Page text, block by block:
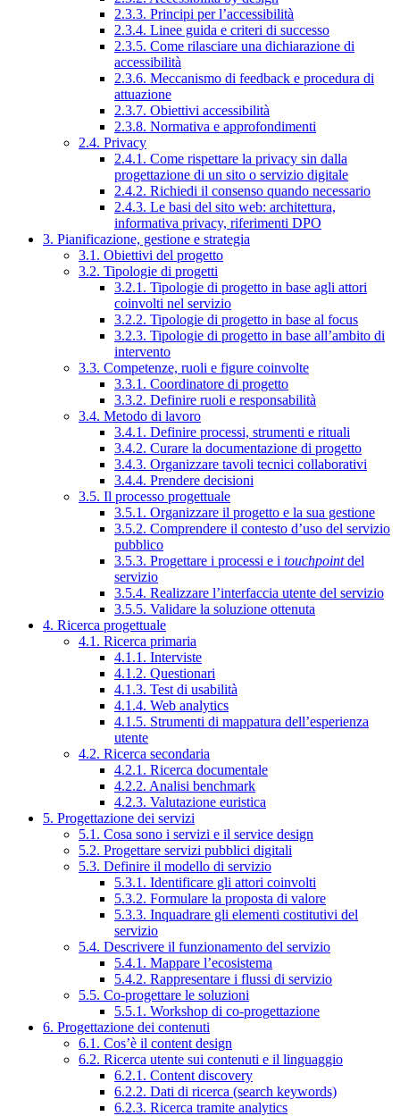
2.3.3. Principi per l’accessibilità
2.3.4. Linee guida e criteri di successo
2.3.5. Come rilasciare una dichiarazione di
accessibilità
2.3.6. Meccanismo di feedback e procedura di
attuazione
2.3.7. Obiettivi accessibilità
2.3.8. Normativa e approfondimenti
2.4. Privacy
2.4.1. Come rispettare la privacy sin dalla
progettazione di un sito o servizio digitale
2.4.2. Richiedi il consenso quando necessario
2.4.3. Le basi del sito web: architettura,
informativa privacy, riferimenti DPO
3. Pianificazione, gestione e strategia
3.1. Obiettivi del progetto
3.2. Tipologie di progetti
3.2.1. Tipologie di progetto in base agli attori
coinvolti nel servizio
3.2.2. Tipologie di progetto in base al focus
3.2.3. Tipologie di progetto in base all’ambito di
intervento
3.3. Competenze, ruoli e figure coinvolte
3.3.1. Coordinatore di progetto
3.3.2. Definire ruoli e responsabilità
3.4. Metodo di lavoro
3.4.1. Definire processi, strumenti e rituali
3.4.2. Curare la documentazione di progetto
3.4.3. Organizzare tavoli tecnici collaborativi
3.4.4. Prendere decisioni
3.5. Il processo progettuale
3.5.1. Organizzare il progetto e la sua gestione
3.5.2. Comprendere il contesto d’uso del servizio
pubblico
3.5.3. Progettare i processi e i touchpointdel
servizio
3.5.4. Realizzare l’interfaccia utente del servizio
3.5.5. Validare la soluzione ottenuta
4. Ricerca progettuale
4.1. Ricerca primaria
4.1.1. Interviste
4.1.2. Questionari
4.1.3. Test di usabilità
4.1.4. Web analytics
4.1.5. Strumenti di mappatura dell’esperienza
utente
4.2. Ricerca secondaria
4.2.1. Ricerca documentale
4.2.2. Analisi benchmark
4.2.3. Valutazione euristica
5. Progettazione dei servizi
5.1. Cosa sono i servizi e il service design
5.2. Progettare servizi pubblici digitali
5.3. Definire il modello di servizio
5.3.1. Identificare gli attori coinvolti
5.3.2. Formulare la proposta di valore
5.3.3. Inquadrare gli elementi costitutivi del
servizio
5.4. Descrivere il funzionamento del servizio
5.4.1. Mappare l’ecosistema
5.4.2. Rappresentare i flussi di servizio
5.5. Co-progettare le soluzioni
5.5.1. Workshop di co-progettazione
6. Progettazione dei contenuti
6.1. Cos’è il content design
6.2. Ricerca utente sui contenuti e il linguaggio
6.2.1. Content discovery
6.2.2. Dati di ricerca (search keywords)
6.2.3. Ricerca tramite analytics